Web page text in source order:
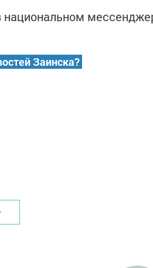
национальном
Заинска?